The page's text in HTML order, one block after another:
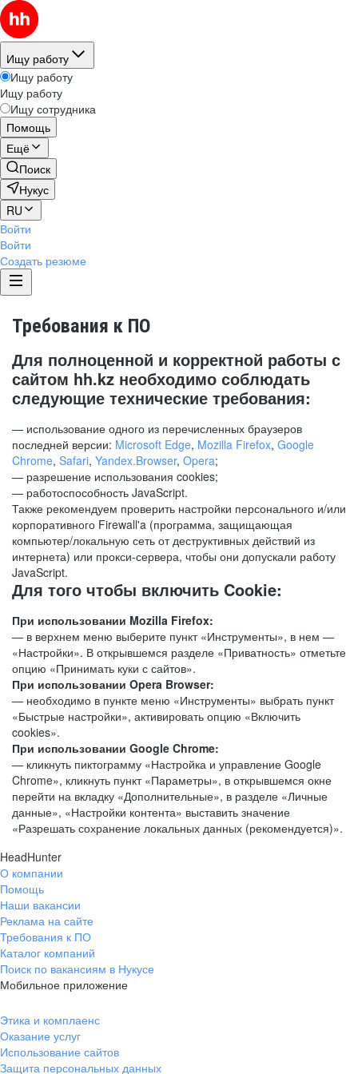
Ищу работу
Ищу работу
Ищу работу
Ищу сотрудника
Помощь
Ещё
Поиск
Нукус
RU
Войти
Войти
Создать резюме
Требования к ПО
Для полноценной и корректной работы с
сайтом hh.kz необходимо соблюдать
следующие технические требования:
— использование одного из перечисленных браузеров
последней версии: Microsoft Edge, Mozilla Firefox, Google
Chrome, Safari, Yandex.Browser, Opera;
— разрешение использования cookies;
— работоспособность JavaScript.
Также рекомендуем проверить настройки персонального и/или
корпоративного Firewall'a (программа, защищающая
компьютер/локальную сеть от деструктивных действий из
интернета) или прокси-сервера, чтобы они допускали работу
JavaScript.
Для того чтобы включить Cookie:
При использовании Mozilla Firefox:
— в верхнем меню выберите пункт «Инструменты», в нем —
«Настройки». В открывшемся разделе «Приватность» отметьте
опцию «Принимать куки с сайтов».
При использовании Opera Browser:
— необходимо в пункте меню «Инструменты» выбрать пункт
«Быстрые настройки», активировать опцию «Включить
cookies».
При использовании Google Chrome:
— кликнуть пиктограмму «Настройка и управление Google
Chrome», кликнуть пункт «Параметры», в открывшемся окне
перейти на вкладку «Дополнительные», в разделе «Личные
данные», «Настройки контента» выставить значение
«Разрешать сохранение локальных данных (рекомендуется)».
HeadHunter
О компании
Помощь
Наши вакансии
Реклама на сайте
Требования к ПО
Каталог компаний
Поиск по вакансиям в Нукусе
Мобильное приложение
Этика и комплаенс
Оказание услуг
Использование сайтов
Защита персональных данных